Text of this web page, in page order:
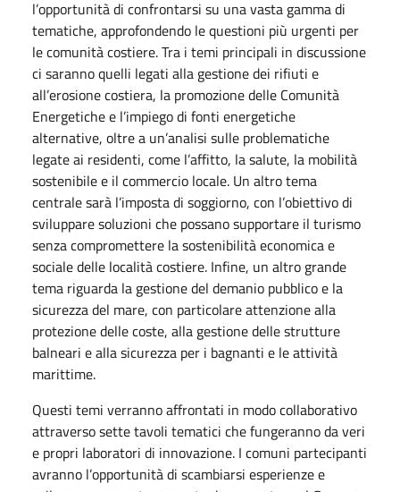
l’opportunità di confrontarsi su una vasta gamma di
tematiche, approfondendo le questioni più urgenti per
le comunità costiere. Tra i temi principali in discussione
ci saranno quelli legati alla gestione dei rifiuti e
all’erosione costiera, la promozione delle Comunità
Energetiche e l’impiego di fonti energetiche
alternative, oltre a un’analisi sulle problematiche
legate ai residenti, come l’affitto, la salute, la mobilità
sostenibile e il commercio locale. Un altro tema
centrale sarà l’imposta di soggiorno, con l’obiettivo di
sviluppare soluzioni che possano supportare il turismo
senza compromettere la sostenibilità economica e
sociale delle località costiere. Infine, un altro grande
tema riguarda la gestione del demanio pubblico e la
sicurezza del mare, con particolare attenzione alla
protezione delle coste, alla gestione delle strutture
balneari e alla sicurezza per i bagnanti e le attività
marittime.
Questi temi verranno affrontati in modo collaborativo
attraverso sette tavoli tematici che fungeranno da veri
e propri laboratori di innovazione. I comuni partecipanti
avranno l’opportunità di scambiarsi esperienze e